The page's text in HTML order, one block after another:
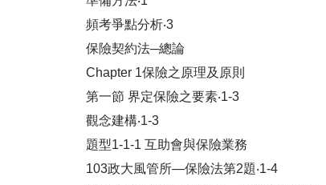
頻考爭點分析‧3
保險契約法─總論
Chapter 1保險之原理及原則
第一節 界定保險之要素‧1-3
觀念建構‧1-3
題型1-1-1 互助會與保險業務
103政大風管所―保險法第2題‧1-4